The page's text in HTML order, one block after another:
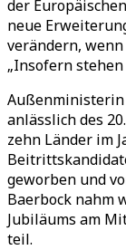
der
neue
verändern, wenn
„Insofern
Außenministerin
anlässlich des
zehn Länder im
geworben und
Baerbock nahm
Jubiläums am
teil.